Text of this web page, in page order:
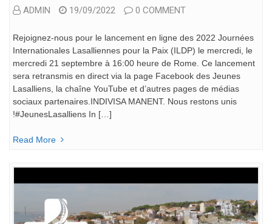
ADMIN 19/09/2022 0 COMMENT
Rejoignez-nous pour le lancement en ligne des 2022 Journées
Internationales Lasalliennes pour la Paix (ILDP) le mercredi, le
mercredi 21 septembre à 16:00 heure de Rome. Ce lancement
sera retransmis en direct via la page Facebook des Jeunes
Lasalliens, la chaîne YouTube et d’autres pages de médias
sociaux partenaires.INDIVISA MANENT. Nous restons unis
!#JeunesLasalliens In […]
Read More